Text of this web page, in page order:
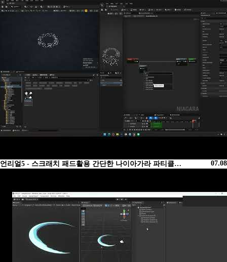
07.08
언리얼5 - 스크래치 패드활용 간단한 나이아가라 파티클…